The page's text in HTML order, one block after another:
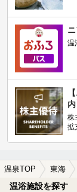
温
内
株
拡
温泉TOP 東海
温浴施設を探す